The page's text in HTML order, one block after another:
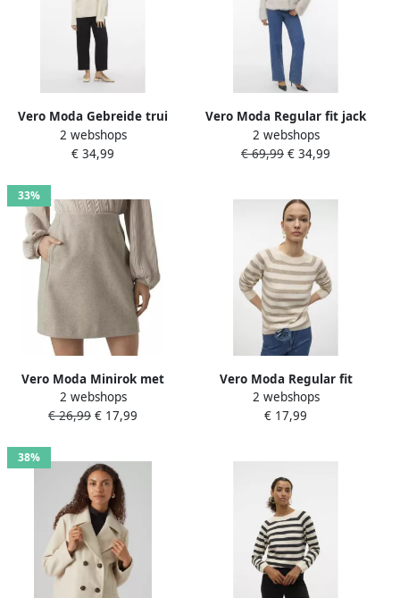
Vero Moda Gebreide trui
VMBOOM LS O-NECK
PULLOVER GA NOOS
2 webshops
€ 34,99
Vero Moda Regular fit jack
van imitatiebont met
opstaande kraag model
2 webshops
€ 69,99 € 34,99
33%
Vero Moda Minirok met
steekzakken opzij model
'FORTUNEALLISON'
2 webshops
€ 26,99 € 17,99
Vero Moda Regular fit
gebreide pullover met
raglanmouwen model
2 webshops
€ 17,99
38%